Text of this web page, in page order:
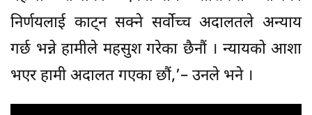
निर्णयलाई काट्न सक्ने सर्वोच्च अदालतले अन्याय
गर्छ भन्ने हामीले महसुश गरेका छैनौं । न्यायको आशा
भएर हामी अदालत गएका छौं,’– उनले भने ।